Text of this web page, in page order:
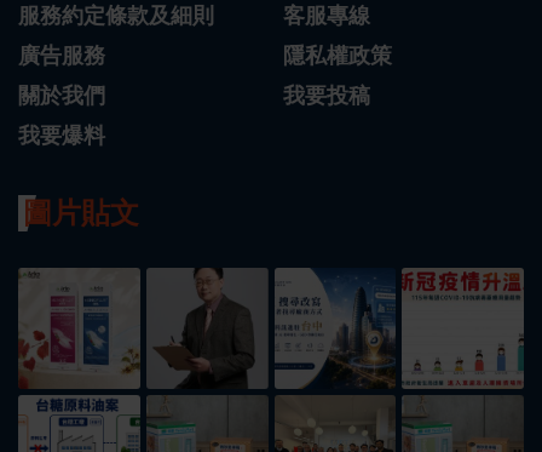
服務約定條款及細則
客服專線
廣告服務
隱私權政策
關於我們
我要投稿
我要爆料
圖片貼文